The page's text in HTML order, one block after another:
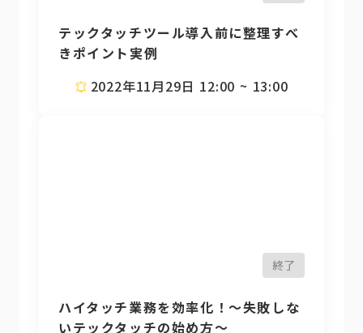
テックタッチツール導入前に整理すべ
きポイント実例
2022年11月29日 12:00 ~ 13:00
終了
ハイタッチ業務を効率化！〜失敗しな
いテックタッチの始め方〜